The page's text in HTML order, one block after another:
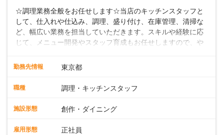
☆調理業務全般をお任せします☆当店のキッチンスタッフと
して、仕入れや仕込み、調理、盛り付け、在庫管理、清掃な
ど、幅広い業務を担当していただきます。スキルや経験に応
じて、メニュー開発やスタッフ育成もお任せしますので、や
アアップのチャンスが豊富に用意されています。 【Dam
もと、クラフトビールと共に楽しめるこだわりのフィッシュ
中東、アジアなどの多国籍エッセンスを取り入れたカジュア
楽しい・美味しい瞬間をビールでつなぐことをコンセプト
勤務先情報 東京都
職種 調理・キッチンスタッフ
施設形態 創作・ダイニング
雇用形態 正社員